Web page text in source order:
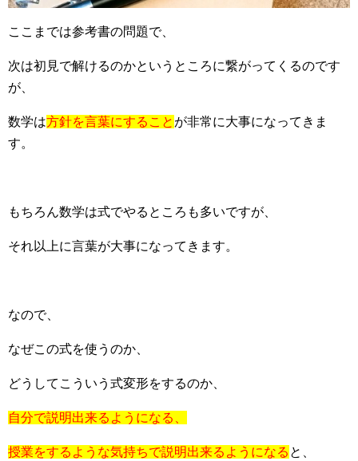
ここまでは参考書の問題で、
次は初見で解けるのかというところに繋がってくるのです
が、
数学は方針を言葉にすること が非常に大事になってきま
す。
もちろん数学は式でやるところも多いですが、
それ以上に言葉が大事になってきます。
なので、
なぜこの式を使うのか、
どうしてこういう式変形をするのか、
自分で説明出来るようになる、
授業をするような気持ちで説明出来るようになる と、